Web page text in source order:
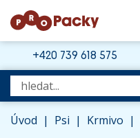
+420 739 618 575
Úvod | Psi | Krmivo |